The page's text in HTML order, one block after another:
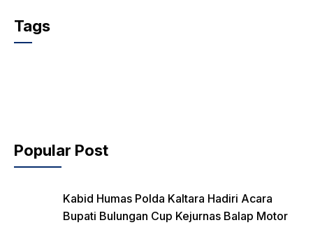
c
e
Tags
Popular Post
Kabid Humas Polda Kaltara Hadiri Acara
Bupati Bulungan Cup Kejurnas Balap Motor